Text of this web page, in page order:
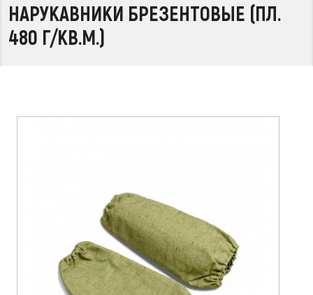
НАРУКАВНИКИ БРЕЗЕНТОВЫЕ (ПЛ.
480 Г/КВ.М.)